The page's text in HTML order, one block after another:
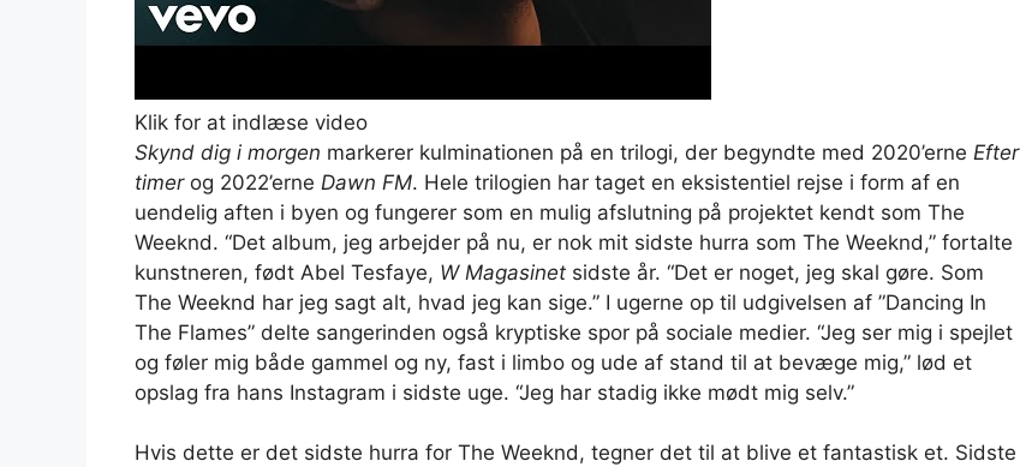
Klik for at indlæse video
Skynd dig i morgen markerer kulminationen på en trilogi, der begyndte med 2020’erne Efter
timerog 2022’erne Dawn FM. Hele trilogien har taget en eksistentiel rejse i form af en
uendelig aften i byen og fungerer som en mulig afslutning på projektet kendt som The
Weeknd. “Det album, jeg arbejder på nu, er nok mit sidste hurra som The Weeknd,” fortalte
kunstneren, født Abel Tesfaye, W Magasinet sidste år. “Det er noget, jeg skal gøre. Som
The Weeknd har jeg sagt alt, hvad jeg kan sige.” I ugerne op til udgivelsen af ​​”Dancing In
The Flames” delte sangerinden også kryptiske spor på sociale medier. “Jeg ser mig i spejlet
og føler mig både gammel og ny, fast i limbo og ude af stand til at bevæge mig,” lød et
opslag fra hans Instagram i sidste uge. “Jeg har stadig ikke mødt mig selv.”
Hvis dette er det sidste hurra for The Weeknd, tegner det til at blive et fantastisk et. Sidste